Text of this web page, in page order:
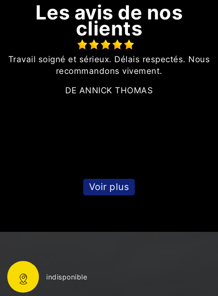
Les avis de nos
clients
Travail soigné et sérieux. Délais respectés. Nous
recommandons vivement.
DE ANNICK THOMAS
Voir plus
indisponible